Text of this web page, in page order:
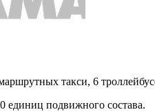
такси, 6
единиц подвижного состава.